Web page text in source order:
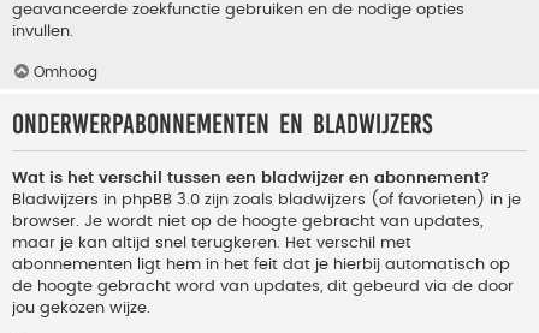
geavanceerde zoekfunctie gebruiken en de nodige opties
invullen.
Omhoog
Onderwerpabonnementen en bladwijzers
Wat is het verschil tussen een bladwijzer en abonnement?
Bladwijzers in phpBB 3.0 zijn zoals bladwijzers (of favorieten) in je
browser. Je wordt niet op de hoogte gebracht van updates,
maar je kan altijd snel terugkeren. Het verschil met
abonnementen ligt hem in het feit dat je hierbij automatisch op
de hoogte gebracht word van updates, dit gebeurd via de door
jou gekozen wijze.